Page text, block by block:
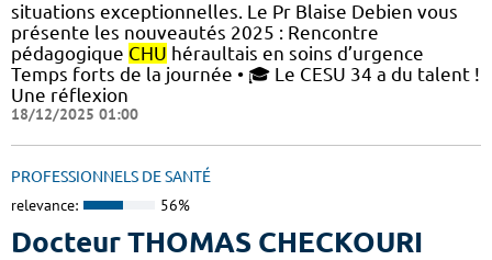
situations exceptionnelles. Le Pr Blaise Debien vous
présente les nouveautés 2025​ : Rencontre
pédagogique CHU héraultais en soins d’urgence
Temps forts de la journée​ • 🎓 Le CESU 34 a du talent !
Une réflexion
18/12/2025 01:00
PROFESSIONNELS DE SANTÉ
relevance: 56%
Docteur THOMAS CHECKOURI